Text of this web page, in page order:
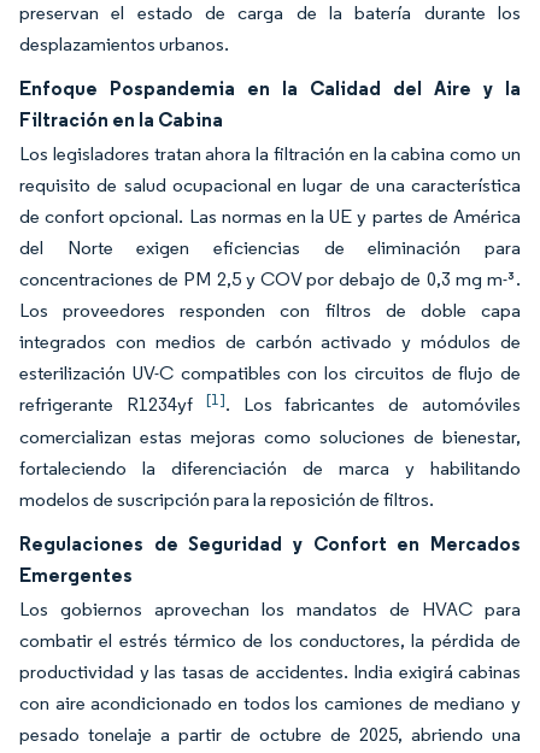
preservan el estado de carga de la batería durante los
desplazamientos urbanos.
Enfoque Pospandemia en la Calidad del Aire y la
Filtración en la Cabina
Los legisladores tratan ahora la filtración en la cabina como un
requisito de salud ocupacional en lugar de una característica
de confort opcional. Las normas en la UE y partes de América
del Norte exigen eficiencias de eliminación para
concentraciones de PM 2,5 y COV por debajo de 0,3 mg m-³.
Los proveedores responden con filtros de doble capa
integrados con medios de carbón activado y módulos de
esterilización UV-C compatibles con los circuitos de flujo de
refrigerante R1234yf [1]. Los fabricantes de automóviles
comercializan estas mejoras como soluciones de bienestar,
fortaleciendo la diferenciación de marca y habilitando
modelos de suscripción para la reposición de filtros.
Regulaciones de Seguridad y Confort en Mercados
Emergentes
Los gobiernos aprovechan los mandatos de HVAC para
combatir el estrés térmico de los conductores, la pérdida de
productividad y las tasas de accidentes. India exigirá cabinas
con aire acondicionado en todos los camiones de mediano y
pesado tonelaje a partir de octubre de 2025, abriendo una